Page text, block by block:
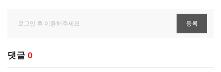
댓글 0